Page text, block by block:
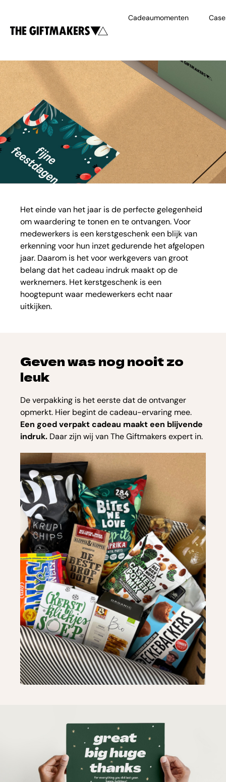
Cadeaumomenten
Het einde van het jaar is de perfecte gelegenheid
om waardering te tonen en te ontvangen. Voor
medewerkers is een kerstgeschenk een blijk van
erkenning voor hun inzet gedurende het afgelopen
jaar. Daarom is het voor werkgevers van groot
belang dat het cadeau indruk maakt op de
werknemers. Het kerstgeschenk is een
hoogtepunt waar medewerkers echt naar
uitkijken.
Geven was nog nooit zo
leuk
De verpakking is het eerste dat de ontvanger
opmerkt. Hier begint de cadeau-ervaring mee.
Een goed verpakt cadeau maakt een blijvende
indruk. Daar zijn wij van The Giftmakers expert in.